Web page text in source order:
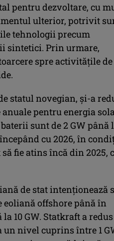
pentru dezvoltare, cu
ulterior, potrivit
tehnologii precum
sintetici. Prin urmare,
spre activitățile de
statul novegian, și-a
pentru energia
sunt de 2 GW până
cu 2026, în
fie atins încă din 2025,
de stat intenționează
eoliană offshore până în
10 GW. Statkraft a
nivel cuprins între 1